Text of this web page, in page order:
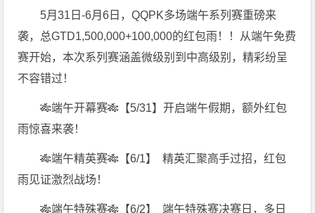
5月31日-6月6日，QQPK多场端午系列赛重磅来
袭，总GTD1,500,000+100,000的红包雨！！从端午免费
赛开始，本次系列赛涵盖微级别到中高级别，精彩纷呈
不容错过！
🎋端午开幕赛🎋 【5/31】开启端午假期，额外红包
雨惊喜来袭！
🎋端午精英赛🎋 【6/1】精英汇聚高手过招，红包
雨见证激烈战场！
🎋端午特殊赛🎋 【6/2】 端午特殊赛决赛日 ，多日